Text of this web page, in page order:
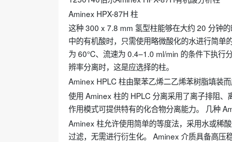
Aminex HPX-87H 柱
这种 300 x 7.8 mm 氢型柱能够在大约 20 分钟
中的有机酸时，只需使用略微酸化的水进行简单
为 60°C、流速为 0.4–1.0 ml/min 的条件下执行
辨率分离时，这是应选择的柱。
Aminex HPLC 柱由聚苯乙烯二乙烯苯树脂填装
使用 Aminex 柱的 HPLC 分离采用了离子排阻
作用模式可提供特有的化合物分离能力。 几种
Aminex 柱允许使用简单的等度法，采用水或稀
过滤，无需进行衍生化。 Aminex 介质具备高压